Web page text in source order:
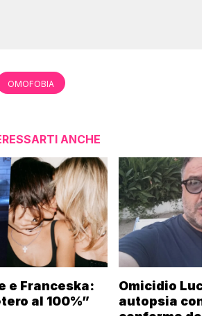
OMOFOBIA
ANCHE
e Franceska:
al 100%”
Omicidio
autopsia